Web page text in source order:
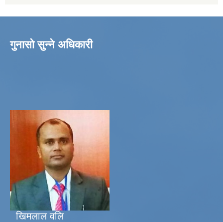
गुनासो सुन्ने अधिकारी
खिमलाल वलि